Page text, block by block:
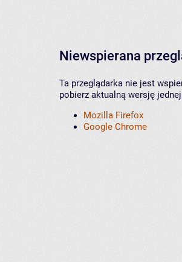
Niewspierana
Ta przeglądarka nie jest
pobierz aktualną wersję
Mozilla Firefox
Google Chrome